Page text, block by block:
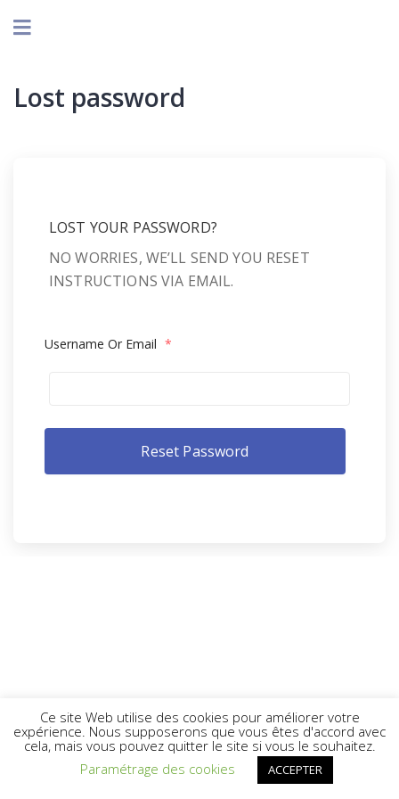
Lost password
LOST YOUR PASSWORD?
NO WORRIES, WE’LL SEND YOU RESET
INSTRUCTIONS VIA EMAIL.
Username Or Email *
Ce site Web utilise des cookies pour améliorer votre
expérience. Nous supposerons que vous êtes d'accord avec
cela, mais vous pouvez quitter le site si vous le souhaitez.
Paramétrage des cookies
ACCEPTER